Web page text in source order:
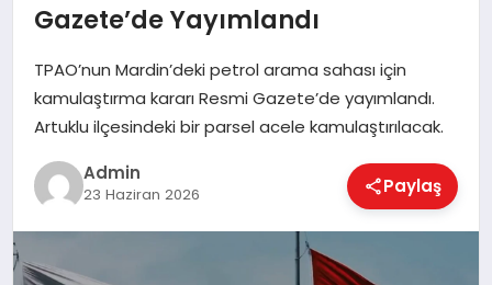
EĞITIM
EKONOMI
MAGAZIN
SAĞLIK
Gazete’de Yayımlandı
TPAO’nun Mardin’deki petrol arama sahası için
kamulaştırma kararı Resmi Gazete’de yayımlandı.
Artuklu ilçesindeki bir parsel acele kamulaştırılacak.
Admin
23 Haziran 2026 Paylaş